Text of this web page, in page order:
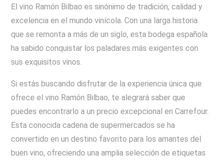
El vino Ramón Bilbao es sinónimo de tradición, calidad y
excelencia en el mundo vinícola. Con una larga historia
que se remonta a más de un siglo, esta bodega española
ha sabido conquistar los paladares más exigentes con
sus exquisitos vinos.
Si estás buscando disfrutar de la experiencia única que
ofrece el vino Ramón Bilbao, te alegrará saber que
puedes encontrarlo a un precio excepcional en Carrefour.
Esta conocida cadena de supermercados se ha
convertido en un destino favorito para los amantes del
buen vino, ofreciendo una amplia selección de etiquetas